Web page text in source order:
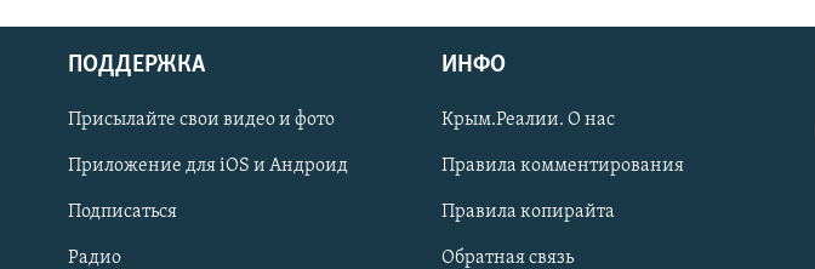
Українською
Qırımtatar
ПРИСОЕДИНЯЙТЕСЬ!
ПОДДЕРЖКА
Присылайте свои видео и фото
Приложение для iOS и Андроид
Подписаться
Радио
ИНФО
Крым.Реалии. О нас
Правила комментирования
Правила копирайта
Обратная связь